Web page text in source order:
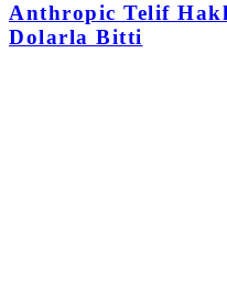
Anthropic Telif
Dolarla Bitti